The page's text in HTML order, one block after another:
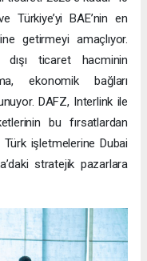
Türkiye’yi BAE’nin en
getirmeyi amaçlıyor.
ticaret hacminin
ekonomik bağları
DAFZ, Interlink ile
bu fırsatlardan
Türk işletmelerine Dubai
stratejik pazarlara